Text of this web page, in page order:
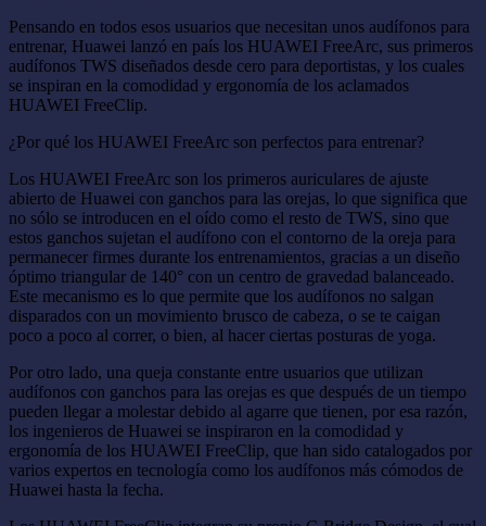
Pensando en todos esos usuarios que necesitan unos audífonos para
entrenar, Huawei lanzó en país los HUAWEI FreeArc, sus primeros
audífonos TWS diseñados desde cero para deportistas, y los cuales
se inspiran en la comodidad y ergonomía de los aclamados
HUAWEI FreeClip.
¿Por qué los HUAWEI FreeArc son perfectos para entrenar?
Los HUAWEI FreeArc son los primeros auriculares de ajuste
abierto de Huawei con ganchos para las orejas, lo que significa que
no sólo se introducen en el oído como el resto de TWS, sino que
estos ganchos sujetan el audífono con el contorno de la oreja para
permanecer firmes durante los entrenamientos, gracias a un diseño
óptimo triangular de 140° con un centro de gravedad balanceado.
Este mecanismo es lo que permite que los audífonos no salgan
disparados con un movimiento brusco de cabeza, o se te caigan
poco a poco al correr, o bien, al hacer ciertas posturas de yoga.
Por otro lado, una queja constante entre usuarios que utilizan
audífonos con ganchos para las orejas es que después de un tiempo
pueden llegar a molestar debido al agarre que tienen, por esa razón,
los ingenieros de Huawei se inspiraron en la comodidad y
ergonomía de los HUAWEI FreeClip, que han sido catalogados por
varios expertos en tecnología como los audífonos más cómodos de
Huawei hasta la fecha.